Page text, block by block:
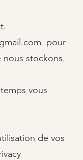
pour
stockons.​
vous
de vos